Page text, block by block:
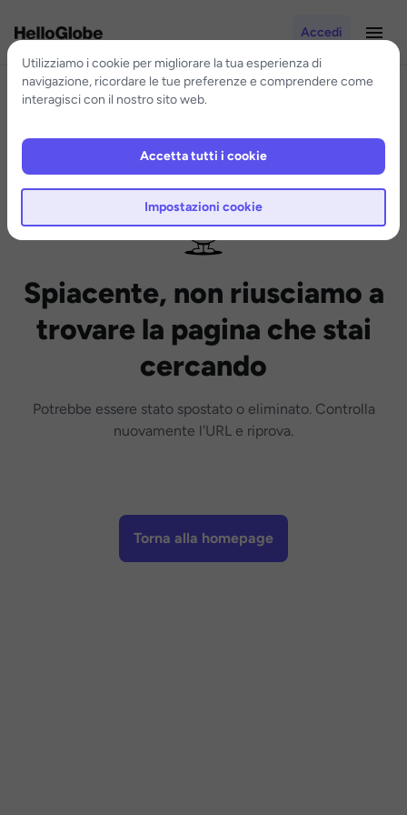
Spiacente, non riusciamo a
trovare la pagina che stai
cercando
Potrebbe essere stato spostato o eliminato. Controlla
nuovamente l'URL e riprova.
Torna alla homepage
Utilizziamo i cookie per migliorare la tua esperienza di
navigazione, ricordare le tue preferenze e comprendere come
interagisci con il nostro sito web.
Impostazioni cookie
Accetta tutti i cookie
Accedi